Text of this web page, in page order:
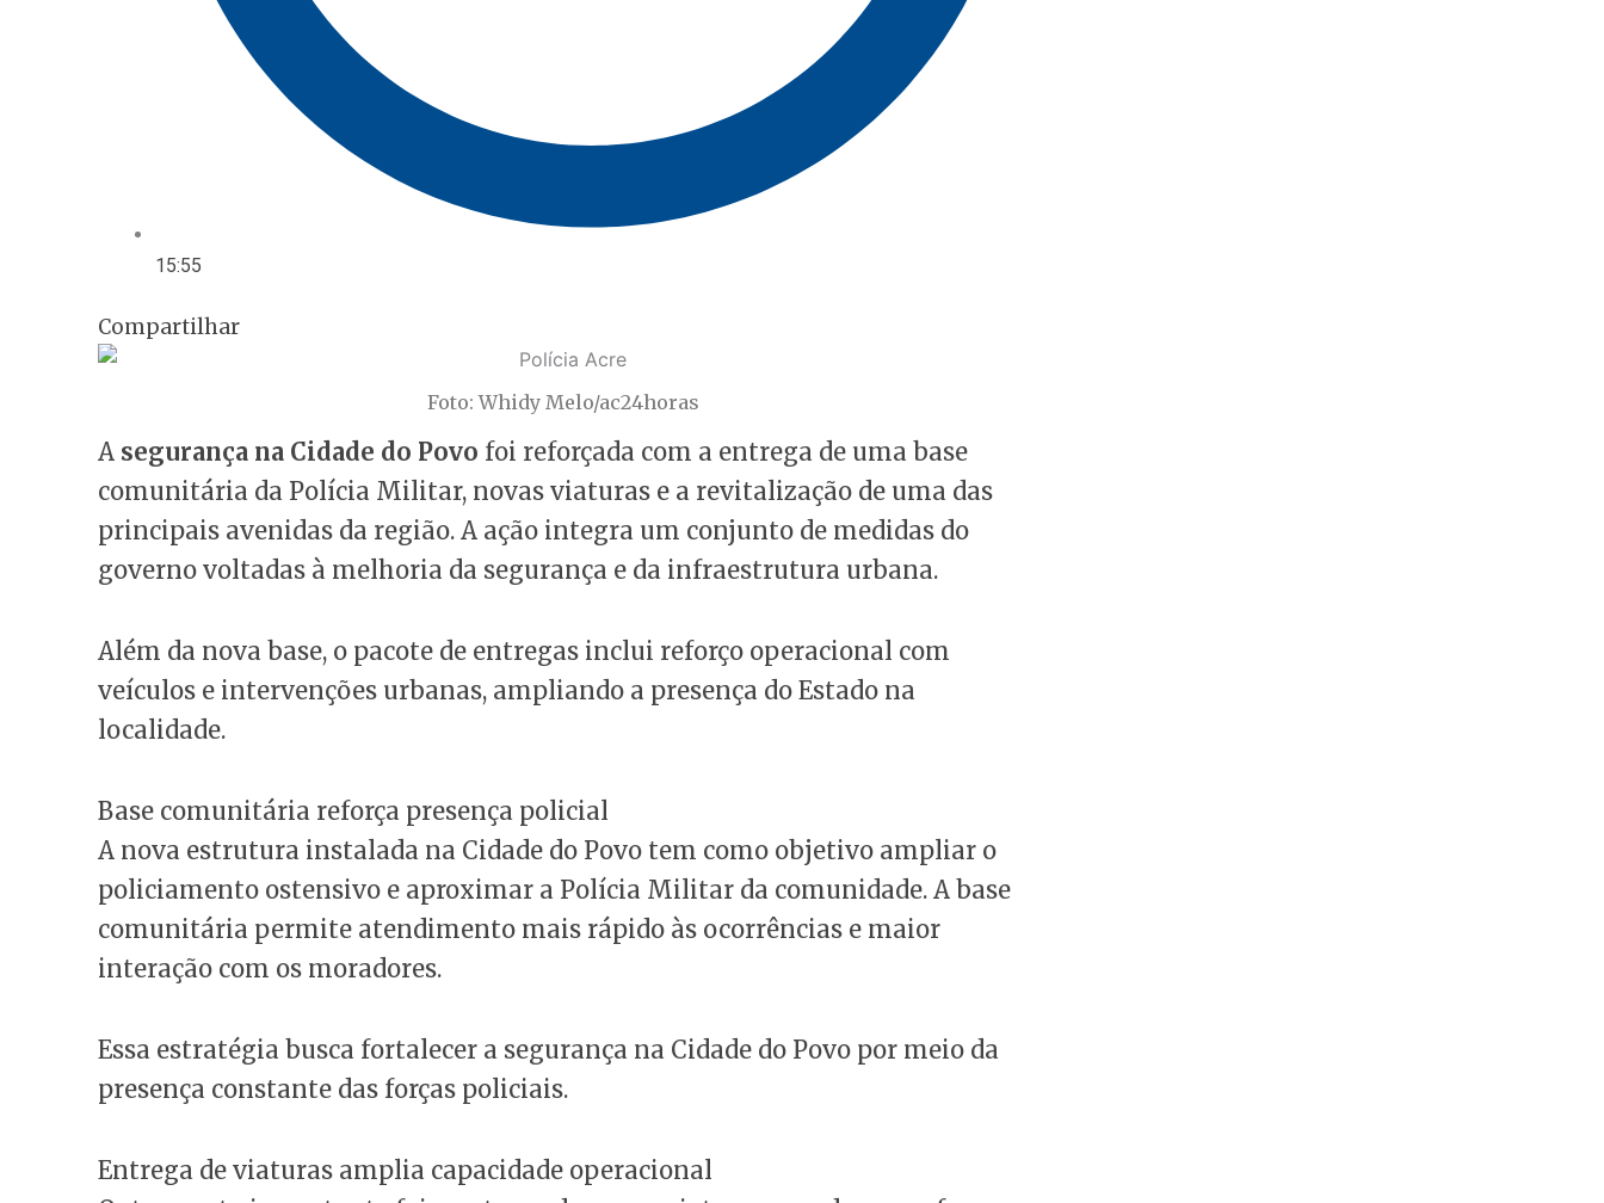
15:55
Compartilhar
Foto: Whidy Melo/ac24horas
A segurança na Cidade do Povo foi reforçada com a entrega de uma base
comunitária da Polícia Militar, novas viaturas e a revitalização de uma das
principais avenidas da região. A ação integra um conjunto de medidas do
governo voltadas à melhoria da segurança e da infraestrutura urbana.
Além da nova base, o pacote de entregas inclui reforço operacional com
veículos e intervenções urbanas, ampliando a presença do Estado na
localidade.
Base comunitária reforça presença policial
A nova estrutura instalada na Cidade do Povo tem como objetivo ampliar o
policiamento ostensivo e aproximar a Polícia Militar da comunidade. A base
comunitária permite atendimento mais rápido às ocorrências e maior
interação com os moradores.
Essa estratégia busca fortalecer a segurança na Cidade do Povo por meio da
presença constante das forças policiais.
Entrega de viaturas amplia capacidade operacional